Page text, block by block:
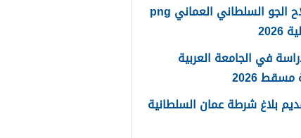
شعار سلاح الجو السلطاني العماني png
في الجامعة العربية
2026
بلاغ شرطة عمان السلطانية